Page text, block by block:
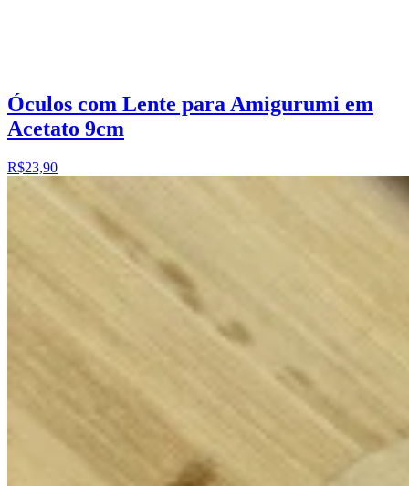
Óculos com Lente para Amigurumi em
Acetato 9cm
R$23,90